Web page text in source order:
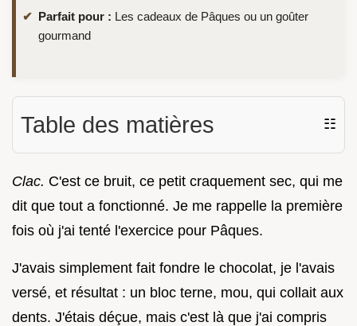
Parfait pour : Les cadeaux de Pâques ou un goûter
gourmand
Table des matières ☷
Clac. C'est ce bruit, ce petit craquement sec, qui me
dit que tout a fonctionné. Je me rappelle la première
fois où j'ai tenté l'exercice pour Pâques.
J'avais simplement fait fondre le chocolat, je l'avais
versé, et résultat : un bloc terne, mou, qui collait aux
dents. J'étais déçue, mais c'est là que j'ai compris